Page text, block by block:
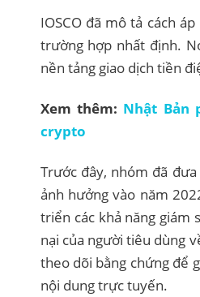
IOSCO đã mô tả cách
trường hợp nhất định.
nền tảng giao dịch tiền
Xem thêm: Nhật Bản
crypto
Trước đây, nhóm đã
ảnh hưởng vào năm
triển các khả năng giám
nại của người tiêu dùng
theo dõi bằng chứng để
nội dung trực tuyến.